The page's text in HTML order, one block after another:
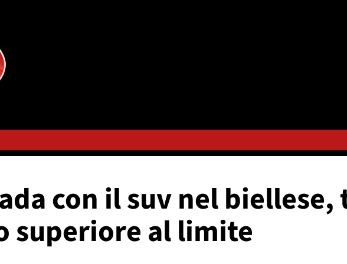
con il suv nel biellese,
superiore al limite